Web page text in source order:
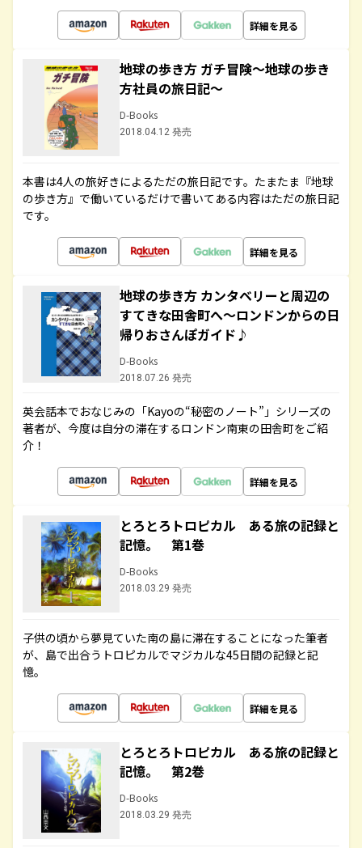
詳細を見る
地球の歩き方 ガチ冒険～地球の歩き
方社員の旅日記～
D-Books
2018.04.12 発売
本書は4人の旅好きによるただの旅日記です。たまたま『地球
の歩き方』で働いているだけで書いてある内容はただの旅日記
です。
詳細を見る
地球の歩き方 カンタベリーと周辺の
すてきな田舎町へ～ロンドンからの日
帰りおさんぽガイド♪
D-Books
2018.07.26 発売
英会話本でおなじみの「Kayoの“秘密のノート”」シリーズの
著者が、今度は自分の滞在するロンドン南東の田舎町をご紹
介！
詳細を見る
とろとろトロピカル ある旅の記録と
記憶。 第1巻
D-Books
2018.03.29 発売
子供の頃から夢見ていた南の島に滞在することになった筆者
が、島で出合うトロピカルでマジカルな45日間の記録と記
憶。
詳細を見る
とろとろトロピカル ある旅の記録と
記憶。 第2巻
D-Books
2018.03.29 発売